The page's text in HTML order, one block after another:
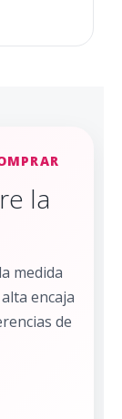
la
medida
encaja
de